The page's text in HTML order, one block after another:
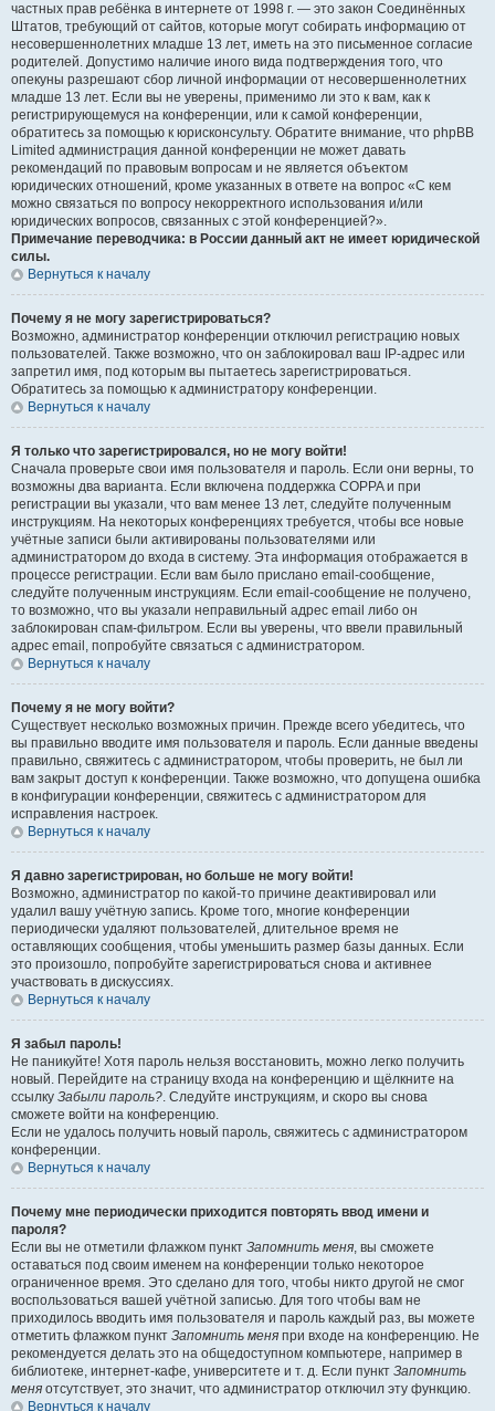
частных прав ребёнка в интернете от 1998 г. — это закон Соединённых
Штатов, требующий от сайтов, которые могут собирать информацию от
несовершеннолетних младше 13 лет, иметь на это письменное согласие
родителей. Допустимо наличие иного вида подтверждения того, что
опекуны разрешают сбор личной информации от несовершеннолетних
младше 13 лет. Если вы не уверены, применимо ли это к вам, как к
регистрирующемуся на конференции, или к самой конференции,
обратитесь за помощью к юрисконсульту. Обратите внимание, что phpBB
Limited администрация данной конференции не может давать
рекомендаций по правовым вопросам и не является объектом
юридических отношений, кроме указанных в ответе на вопрос «С кем
можно связаться по вопросу некорректного использования и/или
юридических вопросов, связанных с этой конференцией?».
Примечание переводчика: в России данный акт не имеет юридической
силы.
Вернуться к началу
Почему я не могу зарегистрироваться?
Возможно, администратор конференции отключил регистрацию новых
пользователей. Также возможно, что он заблокировал ваш IP-адрес или
запретил имя, под которым вы пытаетесь зарегистрироваться.
Обратитесь за помощью к администратору конференции.
Вернуться к началу
Я только что зарегистрировался, но не могу войти!
Сначала проверьте свои имя пользователя и пароль. Если они верны, то
возможны два варианта. Если включена поддержка COPPA и при
регистрации вы указали, что вам менее 13 лет, следуйте полученным
инструкциям. На некоторых конференциях требуется, чтобы все новые
учётные записи были активированы пользователями или
администратором до входа в систему. Эта информация отображается в
процессе регистрации. Если вам было прислано email-сообщение,
следуйте полученным инструкциям. Если email-сообщение не получено,
то возможно, что вы указали неправильный адрес email либо он
заблокирован спам-фильтром. Если вы уверены, что ввели правильный
адрес email, попробуйте связаться с администратором.
Вернуться к началу
Почему я не могу войти?
Существует несколько возможных причин. Прежде всего убедитесь, что
вы правильно вводите имя пользователя и пароль. Если данные введены
правильно, свяжитесь с администратором, чтобы проверить, не был ли
вам закрыт доступ к конференции. Также возможно, что допущена ошибка
в конфигурации конференции, свяжитесь с администратором для
исправления настроек.
Вернуться к началу
Я давно зарегистрирован, но больше не могу войти!
Возможно, администратор по какой-то причине деактивировал или
удалил вашу учётную запись. Кроме того, многие конференции
периодически удаляют пользователей, длительное время не
оставляющих сообщения, чтобы уменьшить размер базы данных. Если
это произошло, попробуйте зарегистрироваться снова и активнее
участвовать в дискуссиях.
Вернуться к началу
Я забыл пароль!
Не паникуйте! Хотя пароль нельзя восстановить, можно легко получить
новый. Перейдите на страницу входа на конференцию и щёлкните на
ссылку Забыли пароль?. Следуйте инструкциям, и скоро вы снова
сможете войти на конференцию.
Если не удалось получить новый пароль, свяжитесь с администратором
конференции.
Вернуться к началу
Почему мне периодически приходится повторять ввод имени и
пароля?
Если вы не отметили флажком пункт Запомнить меня, вы сможете
оставаться под своим именем на конференции только некоторое
ограниченное время. Это сделано для того, чтобы никто другой не смог
воспользоваться вашей учётной записью. Для того чтобы вам не
приходилось вводить имя пользователя и пароль каждый раз, вы можете
отметить флажком пункт Запомнить меня при входе на конференцию. Не
рекомендуется делать это на общедоступном компьютере, например в
библиотеке, интернет-кафе, университете и т. д. Если пункт Запомнить
меня отсутствует, это значит, что администратор отключил эту функцию.
Вернуться к началу